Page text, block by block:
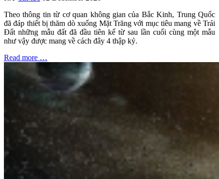
Theo thông tin từ cơ quan không gian của Bắc Kinh, Trung Quốc
đã đáp thiết bị thăm dò xuống Mặt Trăng với mục tiêu mang về Trái
Đất những mẫu đất đã đầu tiên kể từ sau lần cuối cùng một mẫu
như vậy được mang về cách đây 4 thập kỷ.
Read more …